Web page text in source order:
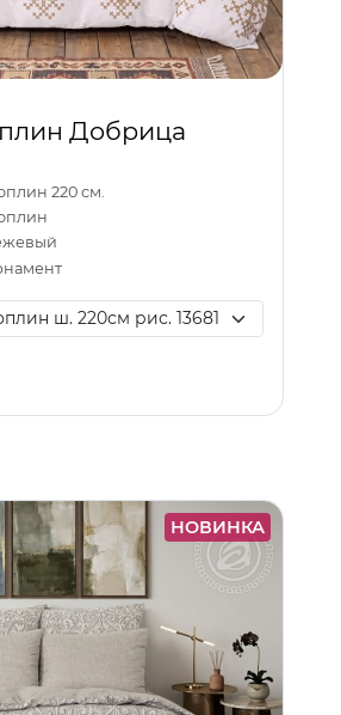
Добрица
220 см.
НОВИНКА